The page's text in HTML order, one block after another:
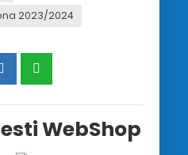
2023/2024
WebShop